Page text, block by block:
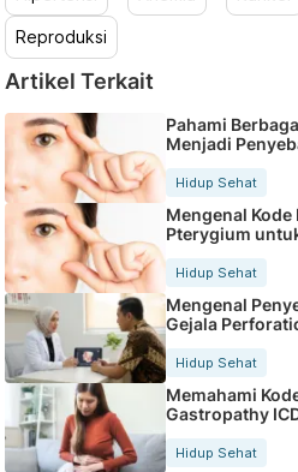
Reproduksi
Artikel Terkait
Pahami
Menjadi
Hidup Sehat
Mengenal Kode
Pterygium
Hidup Sehat
Mengenal
Gejala
Tubuh
Hidup Sehat
Memahami
Gastropathy
Rekam Medis
Hidup Sehat